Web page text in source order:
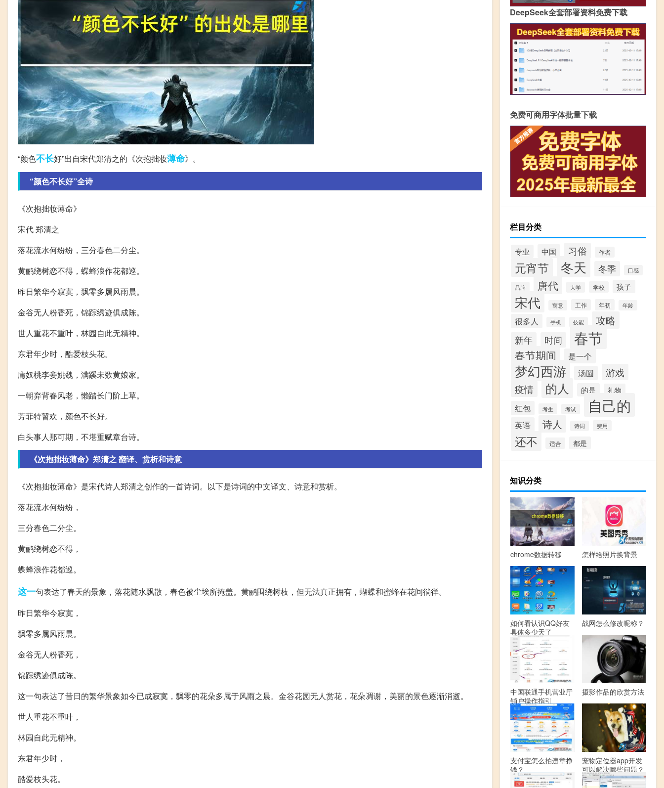
“颜色不长好”出自宋代郑清之的《次抱拙妆薄命》。
“颜色不长好”全诗
《次抱拙妆薄命》
宋代 郑清之
落花流水何纷纷，三分春色二分尘。
黄鹂绕树恋不得，蝶蜂浪作花都巡。
昨日繁华今寂寞，飘零多属风雨晨。
金谷无人粉香死，锦踪绣迹俱成陈。
世人重花不重叶，林园自此无精神。
东君年少时，酷爱枝头花。
庸奴桃李妾姚魏，满蹊未数黄娘家。
一朝弃背春风老，懒踏长门阶上草。
芳菲特暂欢，颜色不长好。
白头事人那可期，不堪重赋章台诗。
《次抱拙妆薄命》郑清之 翻译、赏析和诗意
《次抱拙妆薄命》是宋代诗人郑清之创作的一首诗词。以下是诗词的中文译文、诗意和赏析。
落花流水何纷纷，
三分春色二分尘。
黄鹂绕树恋不得，
蝶蜂浪作花都巡。
这一句表达了春天的景象，落花随水飘散，春色被尘埃所掩盖。黄鹂围绕树枝，但无法真正拥有，蝴蝶和蜜蜂在花间徜徉。
昨日繁华今寂寞，
飘零多属风雨晨。
金谷无人粉香死，
锦踪绣迹俱成陈。
这一句表达了昔日的繁华景象如今已成寂寞，飘零的花朵多属于风雨之晨。金谷花园无人赏花，花朵凋谢，美丽的景色逐渐消逝。
世人重花不重叶，
林园自此无精神。
东君年少时，
酷爱枝头花。
DeepSeek全套部署资料免费下载
免费可商用字体批量下载
栏目分类
专业 中国 习俗 作者
元宵节 冬天 冬季 口感
品牌 唐代 大学 学校 孩子
宋代 寓意 工作 年初 年龄
很多人 手机 技能 攻略
新年 时间 春节
春节期间 是一个
梦幻西游 汤圆
游戏
疫情
的人 的是 礼物
红包 考生 考试 自己的
英语 诗人 诗词 费用
还不 适合 都是
知识分类
chrome数据转移 怎样给照片换背景
如何看认识QQ好友
具体多少天了
战网怎么修改昵称？
中国联通手机营业厅
销户操作指引
摄影作品的欣赏方法
支付宝怎么拍违章挣
钱？
宠物定位器app开发
可以解决哪些问题？